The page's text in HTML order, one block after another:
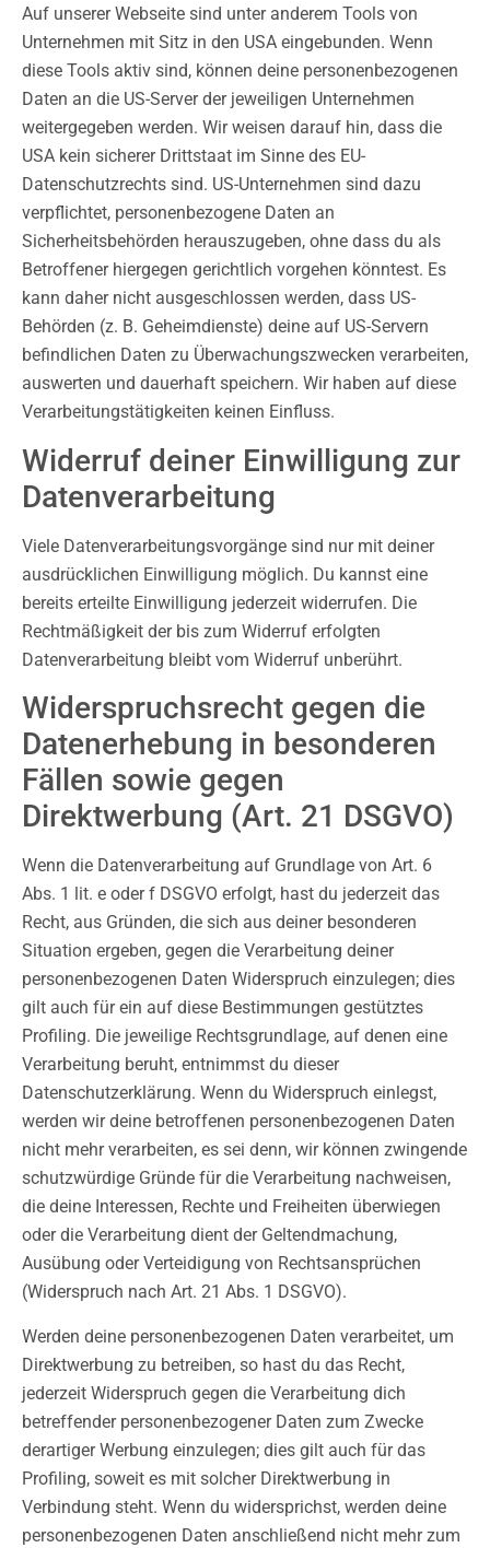
Auf unserer Webseite sind unter anderem Tools von
Unternehmen mit Sitz in den USA eingebunden. Wenn
diese Tools aktiv sind, können deine personenbezogenen
Daten an die US-Server der jeweiligen Unternehmen
weitergegeben werden. Wir weisen darauf hin, dass die
USA kein sicherer Drittstaat im Sinne des EU-
Datenschutzrechts sind. US-Unternehmen sind dazu
verpflichtet, personenbezogene Daten an
Sicherheitsbehörden herauszugeben, ohne dass du als
Betroffener hiergegen gerichtlich vorgehen könntest. Es
kann daher nicht ausgeschlossen werden, dass US-
Behörden (z. B. Geheimdienste) deine auf US-Servern
befindlichen Daten zu Überwachungszwecken verarbeiten,
auswerten und dauerhaft speichern. Wir haben auf diese
Verarbeitungstätigkeiten keinen Einfluss.
Widerruf deiner Einwilligung zur
Datenverarbeitung
Viele Datenverarbeitungsvorgänge sind nur mit deiner
ausdrücklichen Einwilligung möglich. Du kannst eine
bereits erteilte Einwilligung jederzeit widerrufen. Die
Rechtmäßigkeit der bis zum Widerruf erfolgten
Datenverarbeitung bleibt vom Widerruf unberührt.
Widerspruchsrecht gegen die
Datenerhebung in besonderen
Fällen sowie gegen
Direktwerbung (Art. 21 DSGVO)
Wenn die Datenverarbeitung auf Grundlage von Art. 6
Abs. 1 lit. e oder f DSGVO erfolgt, hast du jederzeit das
Recht, aus Gründen, die sich aus deiner besonderen
Situation ergeben, gegen die Verarbeitung deiner
personenbezogenen Daten Widerspruch einzulegen; dies
gilt auch für ein auf diese Bestimmungen gestütztes
Profiling. Die jeweilige Rechtsgrundlage, auf denen eine
Verarbeitung beruht, entnimmst du dieser
Datenschutzerklärung. Wenn du Widerspruch einlegst,
werden wir deine betroffenen personenbezogenen Daten
nicht mehr verarbeiten, es sei denn, wir können zwingende
schutzwürdige Gründe für die Verarbeitung nachweisen,
die deine Interessen, Rechte und Freiheiten überwiegen
oder die Verarbeitung dient der Geltendmachung,
Ausübung oder Verteidigung von Rechtsansprüchen
(Widerspruch nach Art. 21 Abs. 1 DSGVO).
Werden deine personenbezogenen Daten verarbeitet, um
Direktwerbung zu betreiben, so hast du das Recht,
jederzeit Widerspruch gegen die Verarbeitung dich
betreffender personenbezogener Daten zum Zwecke
derartiger Werbung einzulegen; dies gilt auch für das
Profiling, soweit es mit solcher Direktwerbung in
Verbindung steht. Wenn du widersprichst, werden deine
personenbezogenen Daten anschließend nicht mehr zum